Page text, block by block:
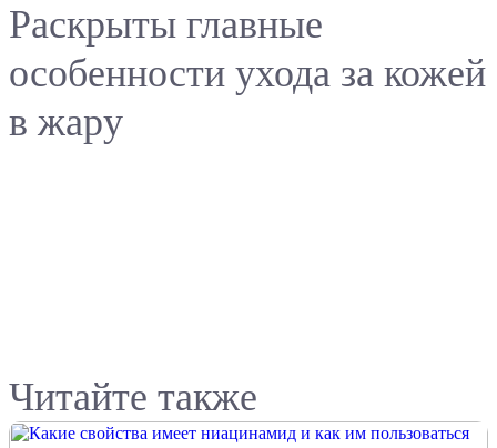
Раскрыты главные
особенности ухода за кожей
в жару
Читайте также